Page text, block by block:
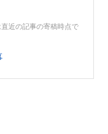
近の記事の寄稿時点で